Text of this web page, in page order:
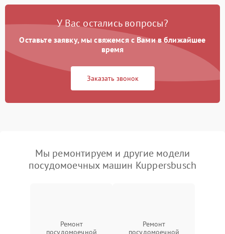
У Вас остались вопросы?
Оставьте заявку, мы свяжемся с Вами в ближайшее
время
Заказать звонок
Мы ремонтируем и другие модели
посудомоечных машин Kuppersbusch
Ремонт
посудомоечной
Ремонт
посудомоечной